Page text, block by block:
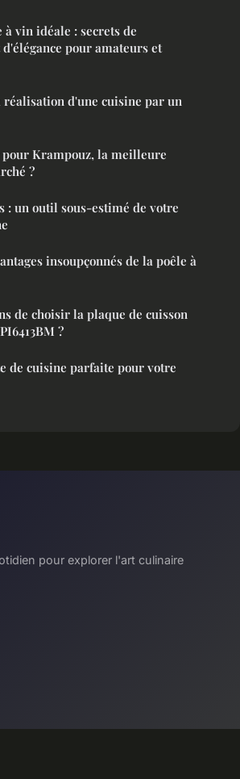
vin idéale : secrets de
pour amateurs et
d'une cuisine par un
Krampouz, la meilleure
?
: un outil sous-estimé de votre
insoupçonnés de la poêle à
de choisir la plaque de cuisson
?
de cuisine parfaite pour votre
pour explorer l'art culinaire